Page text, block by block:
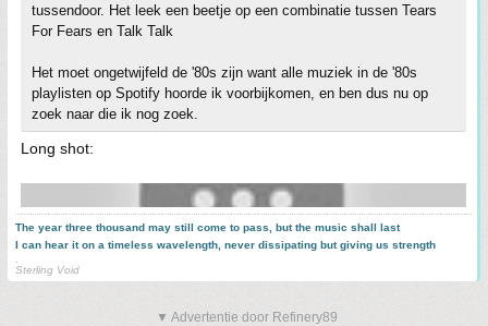
tussendoor. Het leek een beetje op een combinatie tussen Tears
For Fears en Talk Talk
Het moet ongetwijfeld de '80s zijn want alle muziek in de '80s
playlisten op Spotify hoorde ik voorbijkomen, en ben dus nu op
zoek naar die ik nog zoek.
Long shot:
The year three thousand may still come to pass, but the music shall last
I can hear it on a timeless wavelength, never dissipating but giving us strength
Sterling Void
▼ Advertentie door Refinery89